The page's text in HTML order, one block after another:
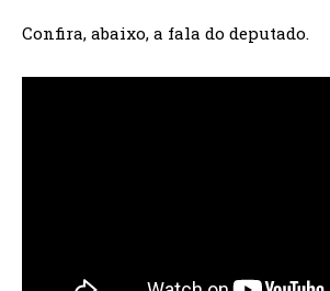
Confira, abaixo, a fala do deputado.